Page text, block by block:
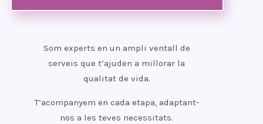
Som experts en un ampli ventall de
serveis que t’ajuden a millorar la
qualitat de vida.
T’acompanyem en cada etapa, adaptant-
nos a les teves necessitats.